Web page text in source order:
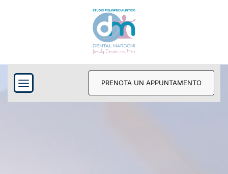
PRENOTA UN APPUNTAMENTO